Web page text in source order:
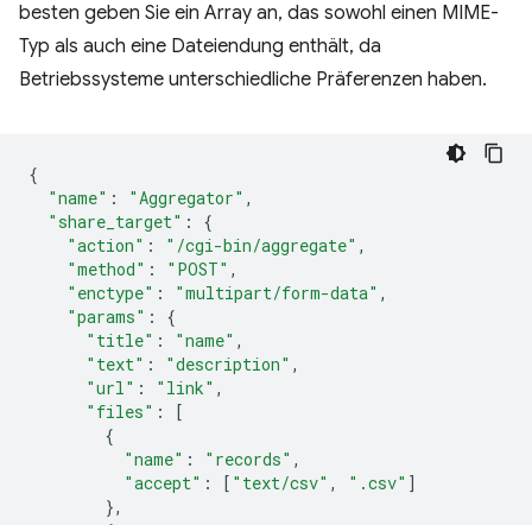
besten geben Sie ein Array an, das sowohl einen MIME-
Typ als auch eine Dateiendung enthält, da
Betriebssysteme unterschiedliche Präferenzen haben.
{
"name" : "Aggregator" ,
"share_target" :
{
"action" : "/cgi-bin/aggregate" ,
"method" : "POST" ,
"enctype" : "multipart/form-data" ,
"params" :
{
"title" : "name" ,
"text" : "description" ,
"url" : "link" ,
"files" :
[
{
"name" : "records" ,
"accept" : [ "text/csv" , ".csv" ]
},